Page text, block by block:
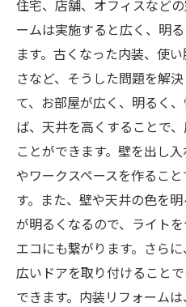
住宅、店舗、オフィスなど
ームは実施すると広く、明
ます。古くなった内装、使
さなど、そうした問題を解
て、お部屋が広く、明るく
ば、天井を高くすることで
ことができます。壁を出し
やワークスペースを作るこ
す。また、壁や天井の色を
が明るくなるので、ライト
エコにも繋がります。さら
広いドアを取り付けること
できます。内装リフォーム